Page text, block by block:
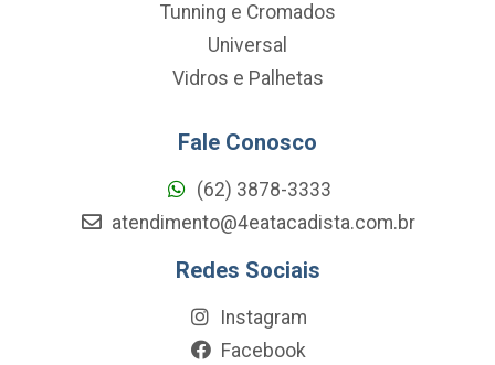
Tunning e Cromados
Universal
Vidros e Palhetas
Fale Conosco
(62) 3878-3333
atendimento@4eatacadista.com.br
Redes Sociais
Instagram
Facebook